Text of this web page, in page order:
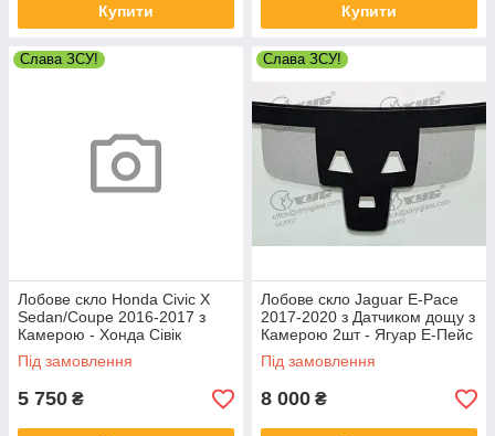
Купити Купити
Слава ЗСУ!
Лобове скло Honda Civic X
Sedan/Coupe 2016-2017 з
Камерою - Хонда Сівік
Під замовлення
5 750 ₴
Слава ЗСУ!
Лобове скло Jaguar E-Pace
2017-2020 з Датчиком дощу з
Камерою 2шт - Ягуар Е-Пейс
Під замовлення
8 000 ₴